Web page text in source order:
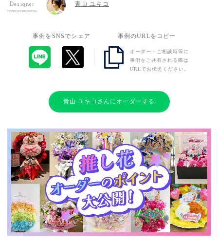
Designer 青山 ユキコ
事例をSNSでシェア 事例のURLをコピー
オーダー・ご相談時等に
事例をご共有される際は
URLでお伝えください。
青山 ユキコさんにオーダーする